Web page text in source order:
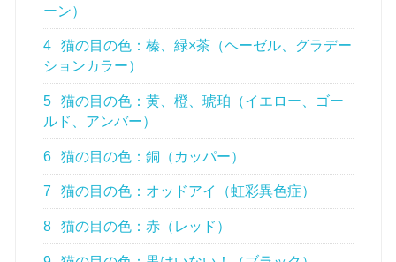
ーン）
4
猫の目の色：榛、緑×茶（ヘーゼル、グラデー
ションカラー）
5
猫の目の色：黄、橙、琥珀（イエロー、ゴー
ルド、アンバー）
6 猫の目の色：銅（カッパー）
7 猫の目の色：オッドアイ（虹彩異色症）
8 猫の目の色：赤（レッド）